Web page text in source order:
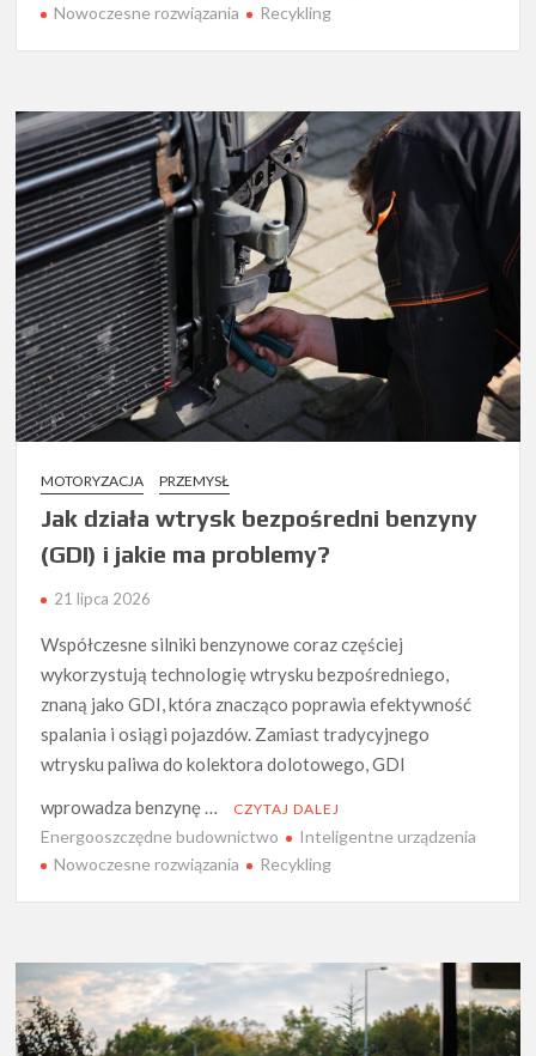
Nowoczesne rozwiązania
Recykling
MOTORYZACJA PRZEMYSŁ
Jak działa wtrysk bezpośredni benzyny
(GDI) i jakie ma problemy?
21 lipca 2026
Współczesne silniki benzynowe coraz częściej
wykorzystują technologię wtrysku bezpośredniego,
znaną jako GDI, która znacząco poprawia efektywność
spalania i osiągi pojazdów. Zamiast tradycyjnego
wtrysku paliwa do kolektora dolotowego, GDI
wprowadza benzynę …
CZYTAJ DALEJ
Energooszczędne budownictwo
Inteligentne urządzenia
Nowoczesne rozwiązania
Recykling